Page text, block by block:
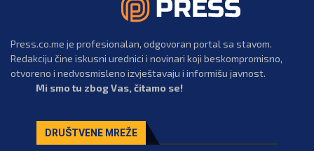
Press.co.me je profesionalan, odgovoran portal sa stavom.
Redakciju čine iskusni urednici i novinari koji beskompromisno,
otvoreno i nedvosmisleno izvještavaju i informišu javnost.
Mi smo tu zbog Vas, čitamo se!
DRUŠTVENE MREŽE